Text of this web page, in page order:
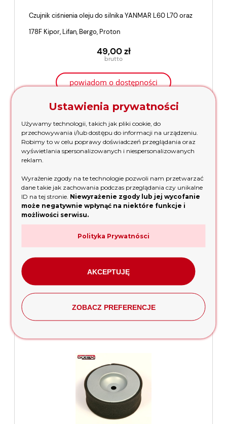
Czujnik ciśnienia oleju do silnika YANMAR L60 L70 oraz
178F Kipor, Lifan, Bergo, Proton
49,00 zł
powiadom o dostępności
Filtr paliwa do silnika YANMAR L60, L70 oraz 178F Bergo,
Proton, Kraftwele, Genezo.
29,00 zł
Ustawienia prywatności
Używamy technologii, takich jak pliki cookie, do
przechowywania i/lub dostępu do informacji na urządzeniu.
Robimy to w celu poprawy doświadczeń przeglądania oraz
wyświetlania spersonalizowanych i niespersonalizowanych
reklam.
Wyrażenie zgody na te technologie pozwoli nam przetwarzać
dane takie jak zachowania podczas przeglądania czy unikalne
ID na tej stronie. Niewyrażenie zgody lub jej wycofanie
może negatywnie wpłynąć na niektóre funkcje i
możliwości serwisu.
Polityka Prywatnósci
AKCEPTUJĘ
ZOBACZ PREFERENCJE